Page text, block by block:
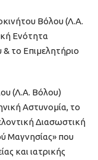
Βόλου (Λ.Α.
Ενότητα
το Επιμελητήριο
(Λ.Α. Βόλου)
Αστυνομία, το
Διασωστική
Μαγνησίας» που
και ιατρικής